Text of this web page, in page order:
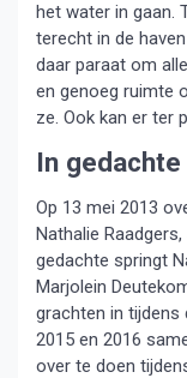
het water in gaan.
terecht in de
daar paraat om
en genoeg ruimte
ze. Ook kan er ter
In gedachte
Op 13 mei 2013
Nathalie
gedachte springt
Marjolein
grachten in tijdens
2015 en 2016
over te doen